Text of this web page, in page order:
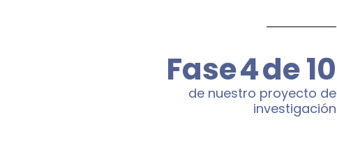
Fase4de 10
de nuestro proyecto de
investigación